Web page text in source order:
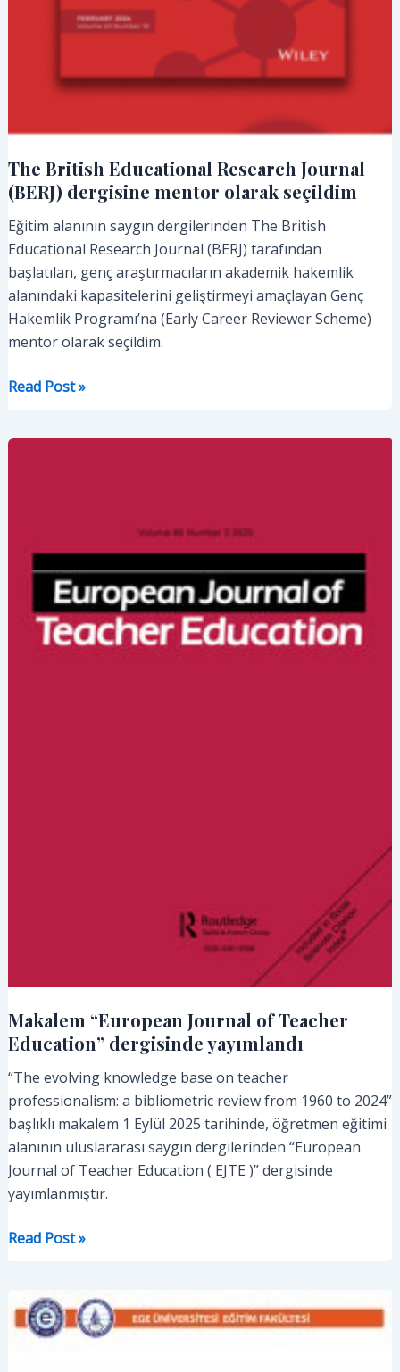
The British Educational Research Journal
(BERJ) dergisine mentor olarak seçildim
Eğitim alanının saygın dergilerinden The British
Educational Research Journal (BERJ) tarafından
başlatılan, genç araştırmacıların akademik hakemlik
alanındaki kapasitelerini geliştirmeyi amaçlayan Genç
Hakemlik Programı’na (Early Career Reviewer Scheme)
mentor olarak seçildim.
The
mentor
olarak
seçildim
Read Post »
Makalem “European Journal of Teacher
Education” dergisinde yayımlandı
“The evolving knowledge base on teacher
professionalism: a bibliometric review from 1960 to 2024”
başlıklı makalem 1 Eylül 2025 tarihinde, öğretmen eğitimi
alanının uluslararası saygın dergilerinden “European
Journal of Teacher Education ( EJTE )” dergisinde
yayımlanmıştır.
Makalem
of
Teacher
Read Post »